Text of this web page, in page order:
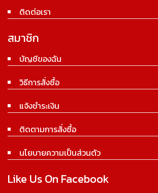
ติดต่อเรา
สมาชิก
บัญชีของฉัน
วิธีการสั่งซื้อ
แจ้งชำระเงิน
ติดตามการสั่งซื้อ
นโยบายความเป็นส่วนตัว
Like Us On Facebook